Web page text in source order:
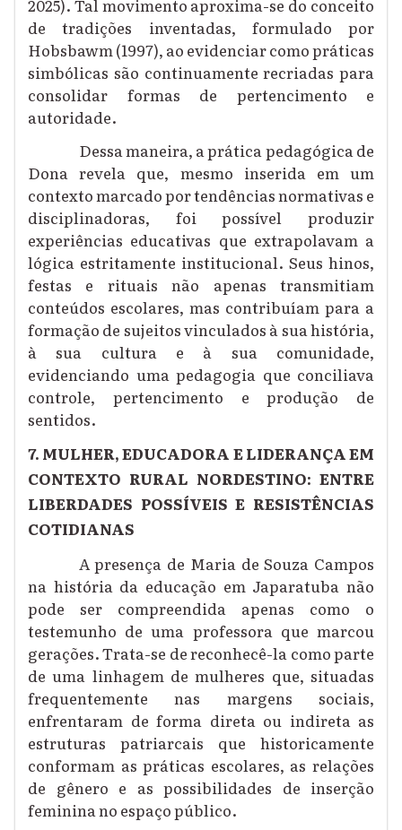
2025). Tal movimento aproxima-se do conceito
de tradições inventadas, formulado por
Hobsbawm (1997), ao evidenciar como práticas
simbólicas são continuamente recriadas para
consolidar formas de pertencimento e
autoridade.
Dessa maneira, a prática pedagógica de
Dona revela que, mesmo inserida em um
contexto marcado por tendências normativas e
disciplinadoras, foi possível produzir
experiências educativas que extrapolavam a
lógica estritamente institucional. Seus hinos,
festas e rituais não apenas transmitiam
conteúdos escolares, mas contribuíam para a
formação de sujeitos vinculados à sua história,
à sua cultura e à sua comunidade,
evidenciando uma pedagogia que conciliava
controle, pertencimento e produção de
sentidos.
7. MULHER, EDUCADORA E LIDERANÇA EM
CONTEXTO RURAL NORDESTINO: ENTRE
LIBERDADES POSSÍVEIS E RESISTÊNCIAS
COTIDIANAS
A presença de Maria de Souza Campos
na história da educação em Japaratuba não
pode ser compreendida apenas como o
testemunho de uma professora que marcou
gerações. Trata-se de reconhecê-la como parte
de uma linhagem de mulheres que, situadas
frequentemente nas margens sociais,
enfrentaram de forma direta ou indireta as
estruturas patriarcais que historicamente
conformam as práticas escolares, as relações
de gênero e as possibilidades de inserção
feminina no espaço público.